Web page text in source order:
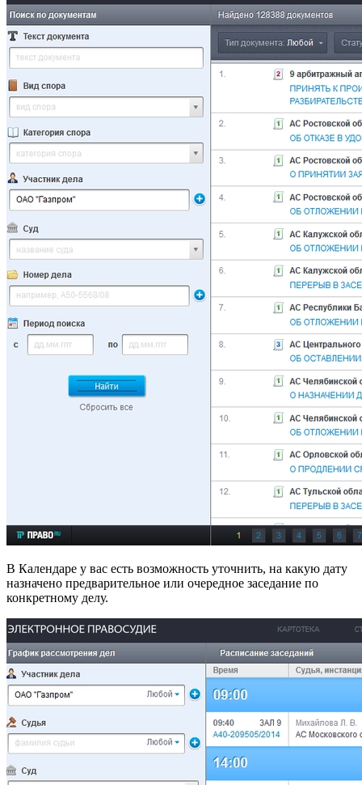
В Календаре у вас есть возможность уточнить, на какую дату
назначено предварительное или очередное заседание по
конкретному делу.